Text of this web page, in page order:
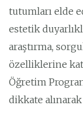
tutumları elde
estetik
araştırma,
özelliklerine
Öğretim
dikkate alınarak